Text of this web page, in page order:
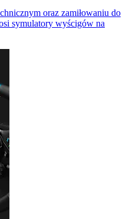
oraz zamiłowaniu do
symulatory wyścigów na